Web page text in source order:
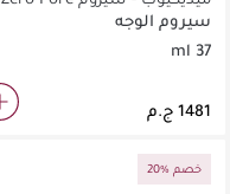
2.0 (37 مل)
سيروم الوجه
37 ml
20% خصم